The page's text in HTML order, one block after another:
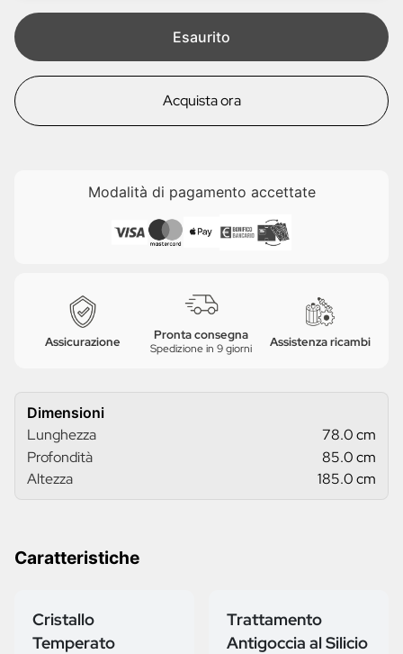
Esaurito
Acquista ora
Modalità di pagamento accettate
Assicurazione Pronta consegna
Spedizione in 9 giorni Assistenza ricambi
Dimensioni
Lunghezza
78.0 cm
Profondità
85.0 cm
Altezza
185.0 cm
Caratteristiche
Cristallo
Temperato
Trattamento
Antigoccia al Silicio